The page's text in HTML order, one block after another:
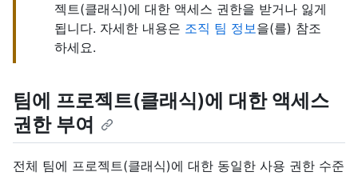
젝트(클래식)에 대한 액세스 권한을 받거나 잃게
됩니다. 자세한 내용은 조직 팀 정보을(를) 참조
하세요.
팀에 프로젝트(클래식)에 대한 액세스
권한 부여
전체 팀에 프로젝트(클래식)에 대한 동일한 사용 권한 수준